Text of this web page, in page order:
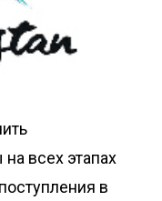
всех этапах
в